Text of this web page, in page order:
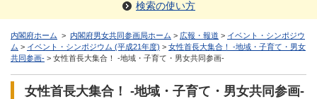
検索の使い方
内閣府ホーム > 内閣府男女共同参画局ホーム > 広報・報道 > イベント・シンポジウ
ム > イベント・シンポジウム (平成21年度) > 女性首長大集合！ -地域・子育て・男女
共同参画- > 女性首長大集合！ -地域・子育て・男女共同参画-
女性首長大集合！ -地域・子育て・男女共同参画-